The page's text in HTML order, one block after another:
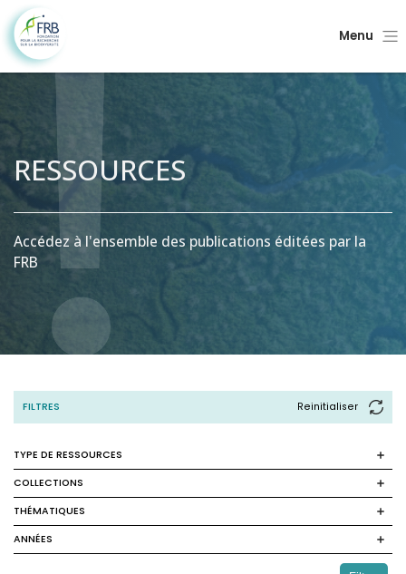
Menu
RESSOURCES
Accédez à l'ensemble des publications éditées par la
FRB
FILTRES Reinitialiser
TYPE DE RESSOURCES
COLLECTIONS
THÉMATIQUES
ANNÉES